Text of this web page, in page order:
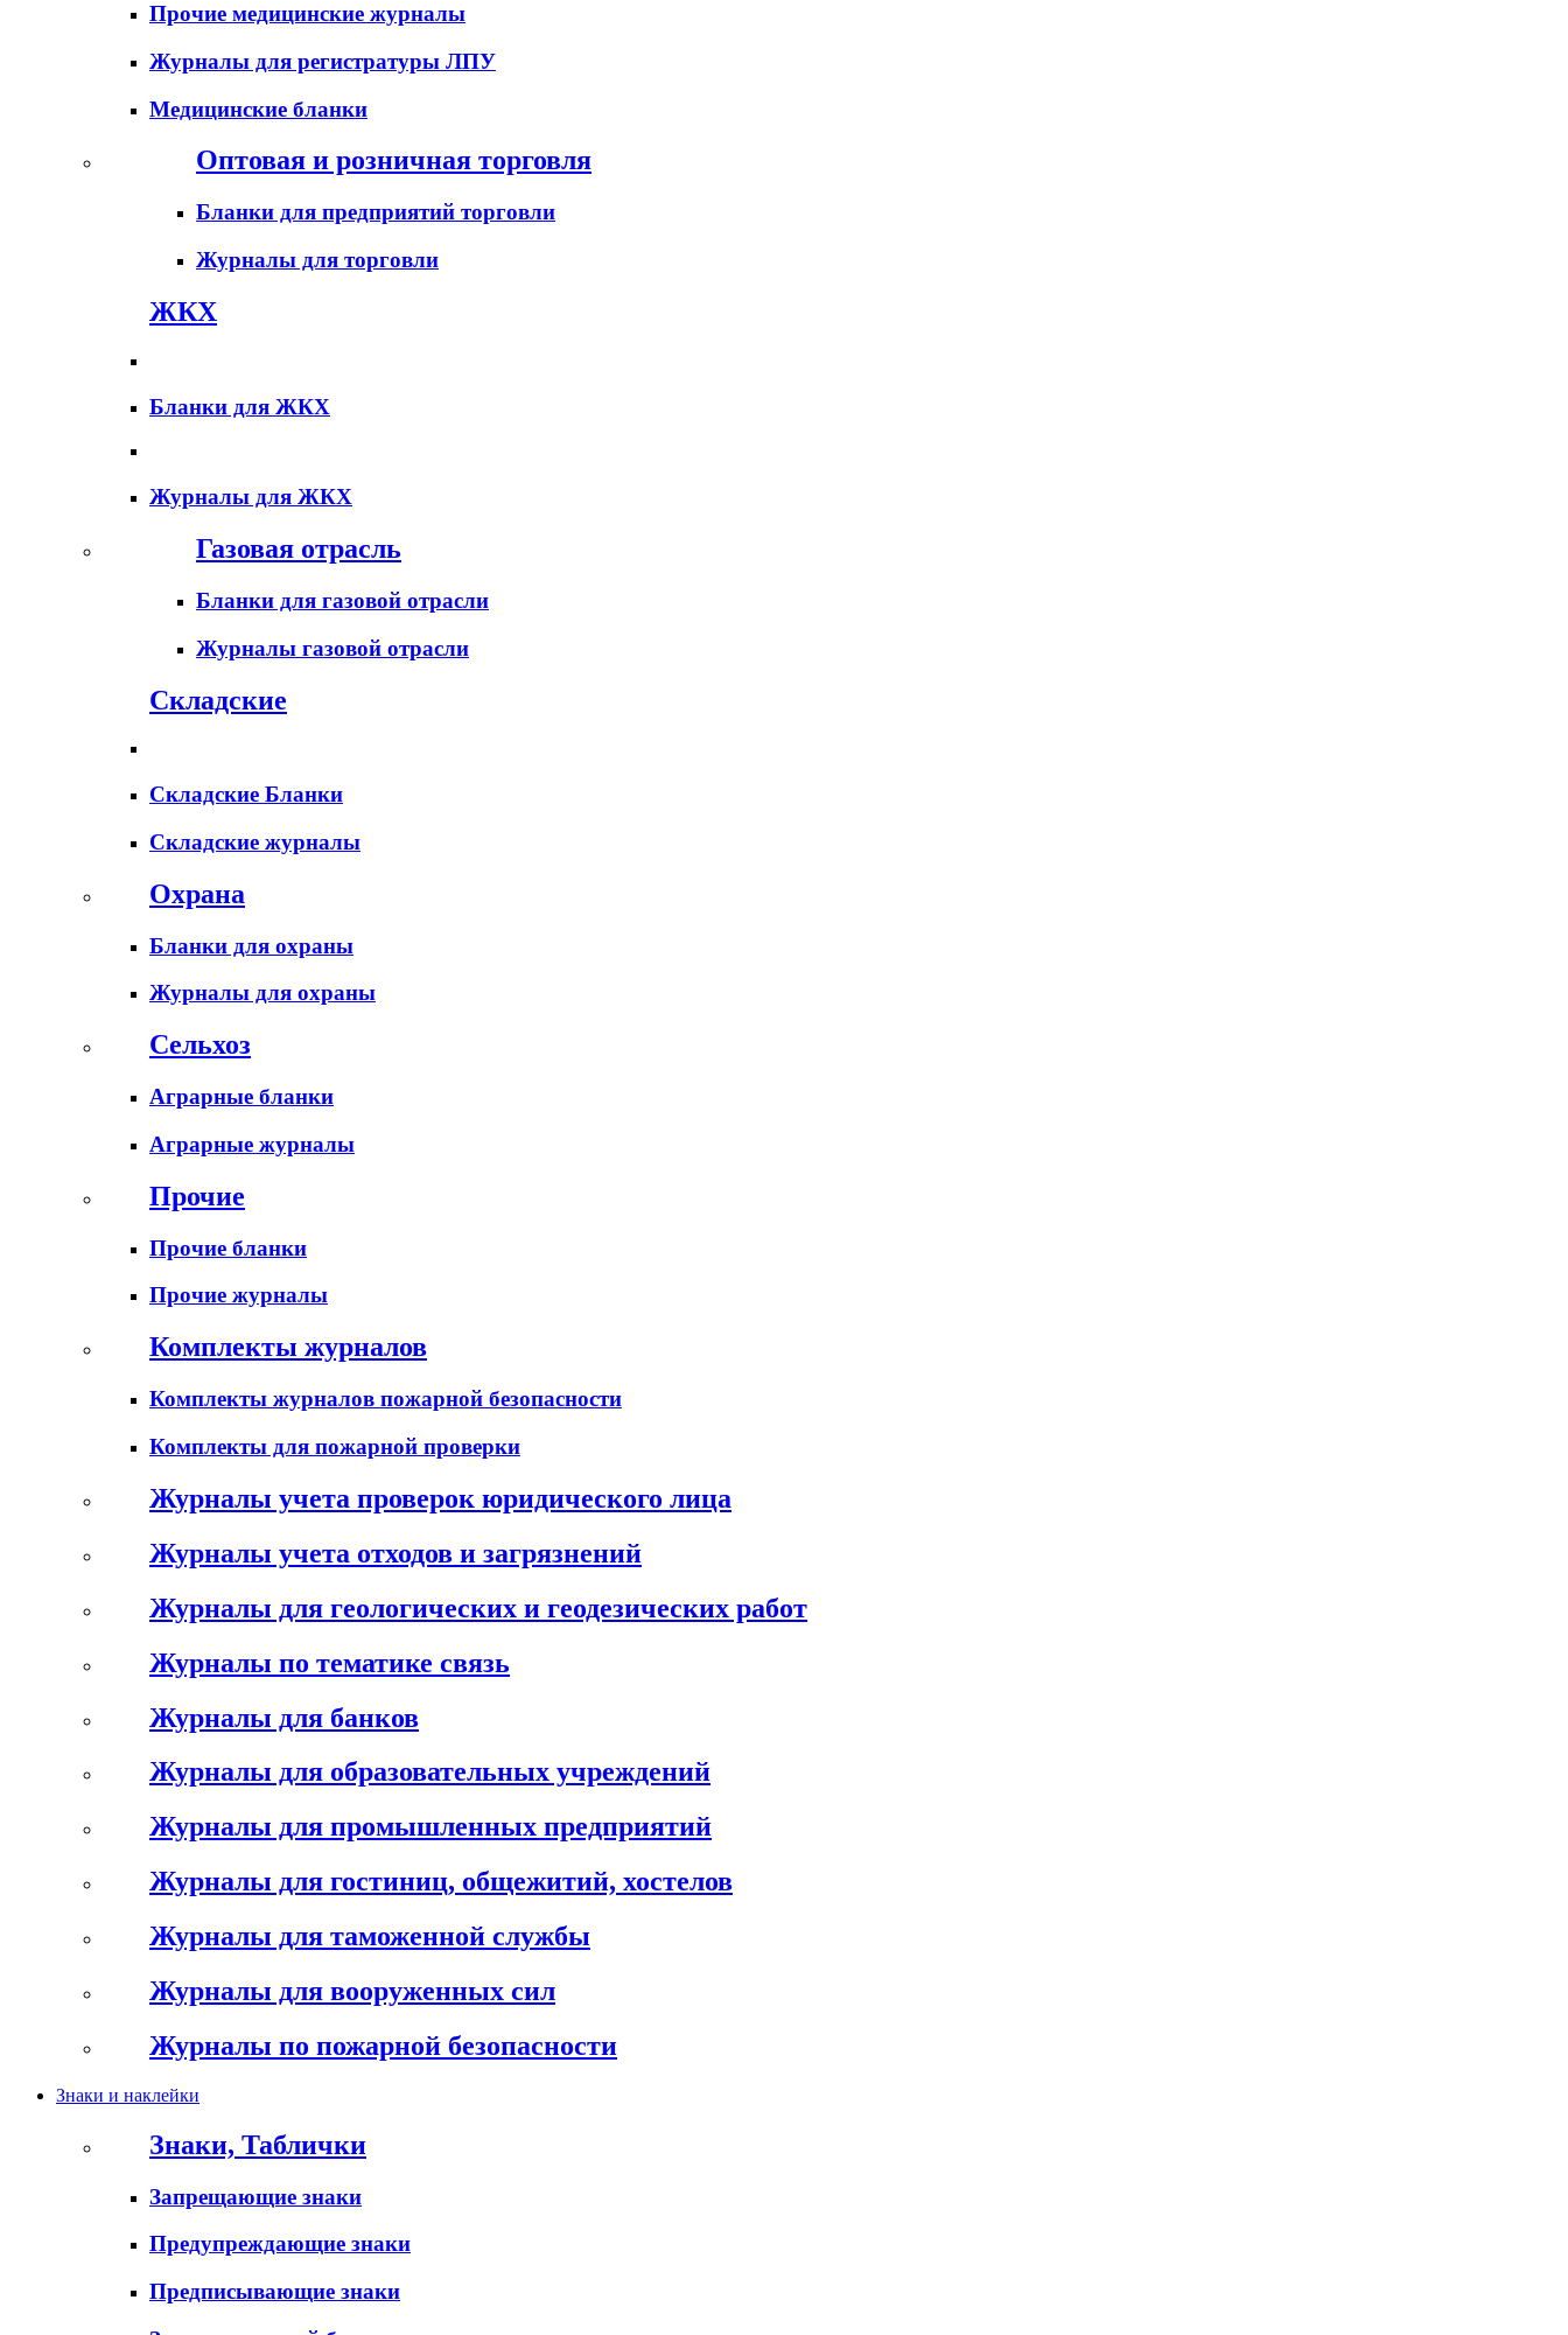
Прочие медицинские журналы
Журналы для регистратуры ЛПУ
Медицинские бланки
Оптовая и розничная торговля
Бланки для предприятий торговли
Журналы для торговли
ЖКХ
Бланки для ЖКХ
Журналы для ЖКХ
Газовая отрасль
Бланки для газовой отрасли
Журналы газовой отрасли
Складские
Складские Бланки
Складские журналы
Охрана
Бланки для охраны
Журналы для охраны
Сельхоз
Аграрные бланки
Аграрные журналы
Прочие
Прочие бланки
Прочие журналы
Комплекты журналов
Комплекты журналов пожарной безопасности
Комплекты для пожарной проверки
Журналы учета проверок юридического лица
Журналы учета отходов и загрязнений
Журналы для геологических и геодезических работ
Журналы по тематике связь
Журналы для банков
Журналы для образовательных учреждений
Журналы для промышленных предприятий
Журналы для гостиниц, общежитий, хостелов
Журналы для таможенной службы
Журналы для вооруженных сил
Журналы по пожарной безопасности
Знаки и наклейки
Знаки, Таблички
Запрещающие знаки
Предупреждающие знаки
Предписывающие знаки